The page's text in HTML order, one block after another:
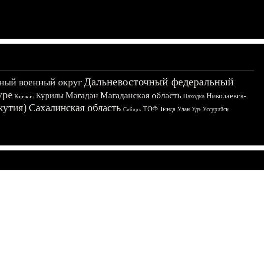
военный округДальневосточный федеральный
Корякия Курилы Магадан Магаданская область Находка Николаевск-
Сахалинская область Сибирь ТОФ Тында Улан-Удэ Уссурийск